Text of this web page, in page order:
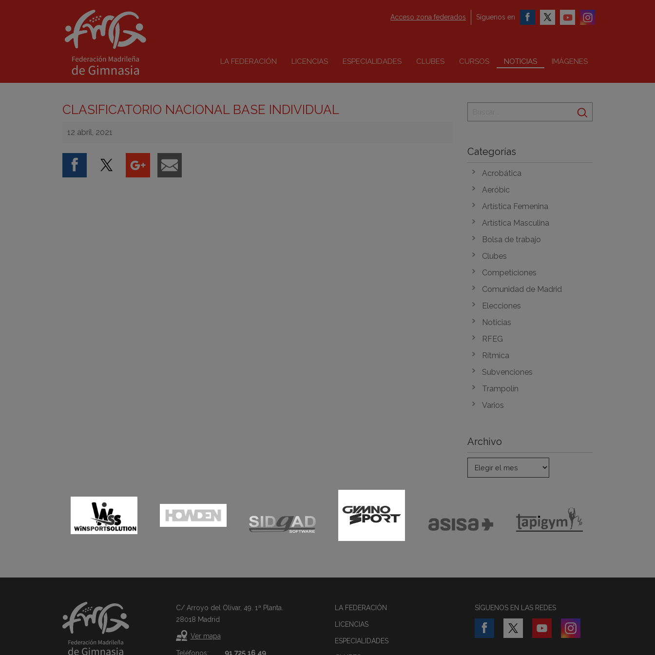
LA FEDERACIÓN LICENCIAS ESPECIALIDADES CLUBES CURSOS NOTICIAS IMÁGENES
Acceso zona federados Síguenos en
CLASIFICATORIO NACIONAL BASE INDIVIDUAL
12 abril, 2021
Categorías
Acrobática
Aeróbic
Artística Femenina
Artística Masculina
Bolsa de trabajo
Clubes
Competiciones
Comunidad de Madrid
Elecciones
Noticias
RFEG
Rítmica
Subvenciones
Trampolín
Varios
Archivo
C/ Arroyo del Olivar, 49. 1ª Planta.
28018 Madrid
Ver mapa
Teléfonos:
91 725 16 49
LA FEDERACIÓN
LICENCIAS
ESPECIALIDADES
SÍGUENOS EN LAS REDES